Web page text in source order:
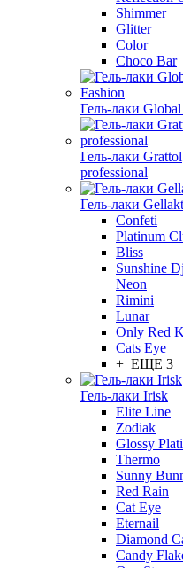
Shimmer
Glitter
Color
Choco Bar
Гель-лаки
Гель-лаки Grattol
professional
Гель-лаки
Confeti
Platinum
Bliss
Sunshine
Neon
Rimini
Lunar
Only Red
Cats Eye
+ ЕЩЕ 3
Гель-лаки Irisk
Elite Line
Zodiak
Glossy
Thermo
Sunny
Red Rain
Cat Eye
Eternail
Diamond
Candy